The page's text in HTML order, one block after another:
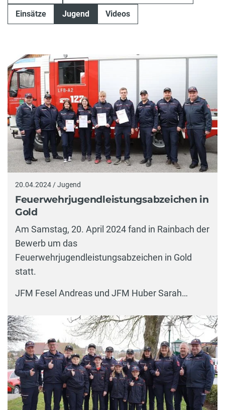
Einsätze Jugend Videos
20.04.2024 / Jugend
Feuerwehrjugendleistungsabzeichen in
Gold
Am Samstag, 20. April 2024 fand in Rainbach der
Bewerb um das
Feuerwehrjugendleistungsabzeichen in Gold
statt.
JFM Fesel Andreas und JFM Huber Sarah…